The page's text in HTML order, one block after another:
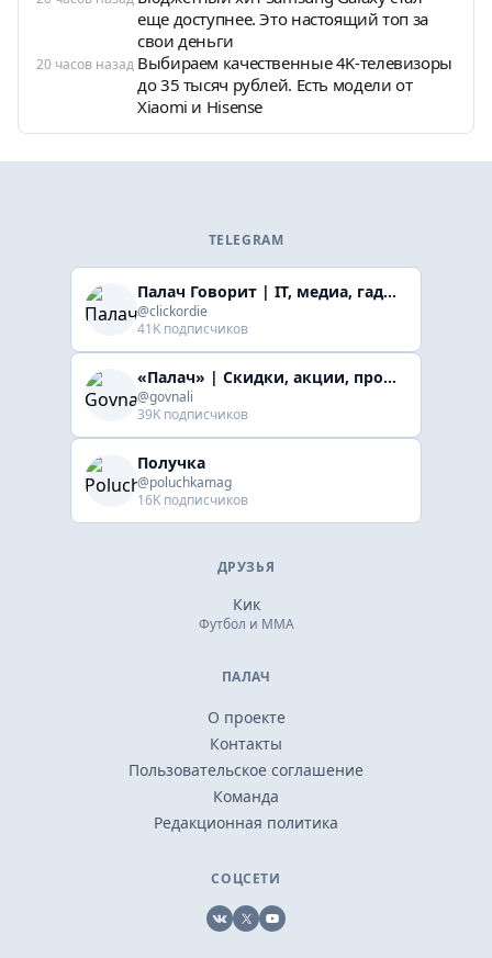
еще доступнее. Это настоящий топ за
свои деньги
20 часов назад Выбираем качественные 4K-телевизоры
до 35 тысяч рублей. Есть модели от
Xiaomi и Hisense
TELEGRAM
Палач Говорит | IT, медиа, гaджеты, скидки
@clickordie
41K подписчиков
«Палач» | Скидки, акции, промокоды
@govnali
39K подписчиков
Получка
@poluchkamag
16K подписчиков
ДРУЗЬЯ
Кик
Футбол и ММА
ПАЛАЧ
О проекте
Контакты
Пользовательское соглашение
Команда
Редакционная политика
СОЦСЕТИ
VK X YouTube